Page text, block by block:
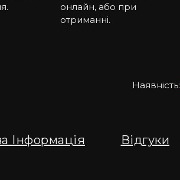
онлайн, або при
отриманні.
Наявність:
Інформація Відгуки